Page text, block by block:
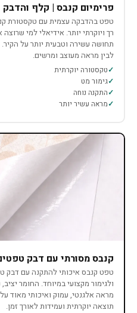
פרימיום קנבס | קלף והדבק
טפט בהדבקה עצמית עם טקסטורת
רך ויוקרתי יותר. אידיאלי למי
תחושה עשירה וטבעית יותר על הקיר.
לבין מראה מעוצב ומרשים.
טקסטורה יוקרתית
גימור מט
התקנה נוחה
מראה עשיר יותר
קנבס מסורתי עם דבק
טפט קנבס איכותי להתקנה עם דבק
ולגימור מקצועי במיוחד. החומר
מראה אלגנטי, עמוק ואיכותי מאוד
תוצאה יוקרתית ועמידות לאורך זמן.